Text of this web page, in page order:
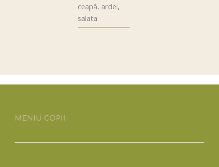
ceapă, ardei,
salata
MENIU COPII